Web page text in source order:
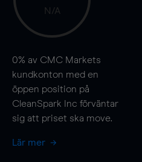
N/A
0% av CMC Markets
kundkonton med en
öppen position på
CleanSpark Inc förväntar
sig att priset ska move.
Lär mer